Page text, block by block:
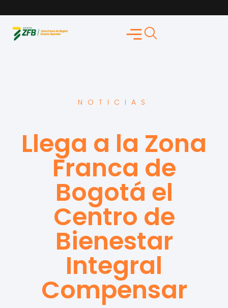
NOTICIAS
Llega a la Zona
Franca de
Bogotá el
Centro de
Bienestar
Integral
Compensar